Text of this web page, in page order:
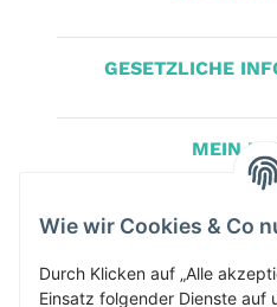
GESETZLICHE
MEIN
Herbis
Inh.Herbert
Kirchdorf
Wie wir Cookies & Co
Durch Klicken auf „Alle
Einsatz folgender Dienste auf